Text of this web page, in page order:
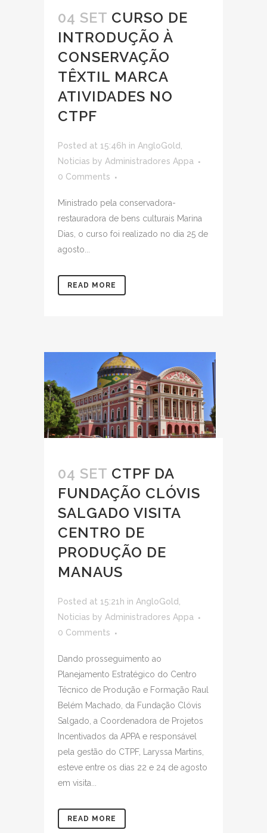
04 SET CURSO DE
INTRODUÇÃO À
CONSERVAÇÃO
TÊXTIL MARCA
ATIVIDADES NO
CTPF
Posted at 15:46h in AngloGold
Noticias by Administradores Appa
0 Comments
Ministrado pela conservadora-
restauradora de bens culturais Marina
Dias, o curso foi realizado no dia 25 de
agosto...
READ MORE
04 SET CTPF DA
FUNDAÇÃO CLÓVIS
SALGADO VISITA
CENTRO DE
PRODUÇÃO DE
MANAUS
Posted at 15:21h in AngloGold
Noticias by Administradores Appa
0 Comments
Dando prosseguimento ao
Planejamento Estratégico do Centro
Técnico de Produção e Formação Raul
Belém Machado, da Fundação Clóvis
Salgado, a Coordenadora de Projetos
Incentivados da APPA e responsável
pela gestão do CTPF, Laryssa Martins,
esteve entre os dias 22 e 24 de agosto
em visita...
READ MORE